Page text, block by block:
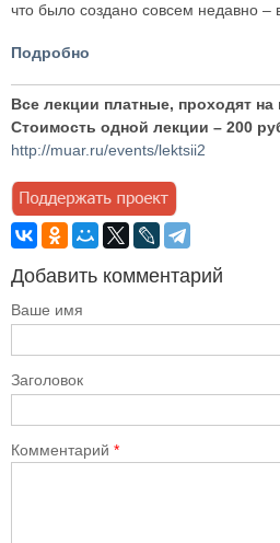
что было создано совсем недавно –
Подробно
Все лекции платные, проходят
Стоимость одной лекции – 200
http://muar.ru/events/lektsii2
Добавить комментарий
Ваше имя
Заголовок
Комментарий *